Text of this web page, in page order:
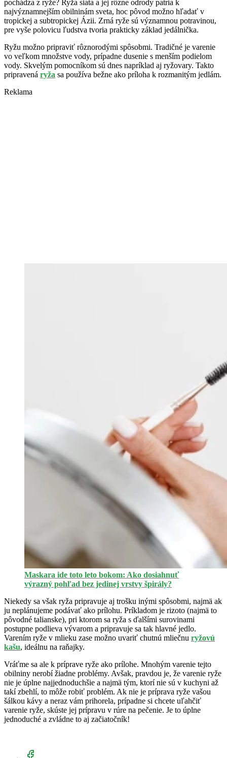
pochádza z ryže? Ryža siata a jej rôzne odrody patria k
najvýznamnejším obilninám sveta, hoc pôvod možno hľadať v
tropickej a subtropickej Ázii. Zrná ryže sú významnou potravinou,
pre vyše polovicu ľudstva tvoria prakticky základ jedálnička.
Ryžu možno pripraviť rôznorodými spôsobmi. Tradičné je varenie
vo veľkom množstve vody, prípadne dusenie s menším podielom
vody. Skvelým pomocníkom sú dnes napríklad aj ryžovary. Takto
pripravená ryža sa používa bežne ako príloha k rozmanitým jedlám.
Reklama
Maskara ide toto leto bokom: Ako dosiahnuť
výrazný pohľad bez jedinej vrstvy špirály?
Niekedy sa však ryža pripravuje aj trošku inými spôsobmi, najmä ak
ju neplánujeme podávať ako prílohu. Príkladom je rizoto (najmä to
pôvodné talianske), pri ktorom sa ryža s ďalšími surovinami
postupne podlieva vývarom a pripravuje sa tak hlavné jedlo.
Varením ryže v mlieku zase možno uvariť chutnú mliečnu ryžovú
kašu, ideálnu na raňajky.
Vráťme sa ale k príprave ryže ako prílohe. Mnohým varenie tejto
obilniny nerobí žiadne problémy. Avšak, pravdou je, že varenie ryže
nie je úplne najjednoduchšie a najmä tým, ktorí nie sú v kuchyni až
takí zbehlí, to môže robiť problém. Ak nie je príprava ryže vašou
šálkou kávy a neraz vám prihorela, prípadne si chcete uľahčiť
varenie ryže, skúste jej prípravu v rúre na pečenie. Je to úplne
jednoduché a zvládne to aj začiatočník!